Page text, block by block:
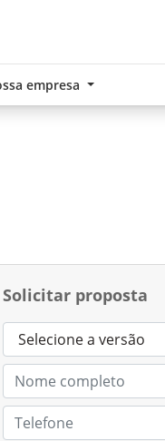
empresa
Solicitar proposta